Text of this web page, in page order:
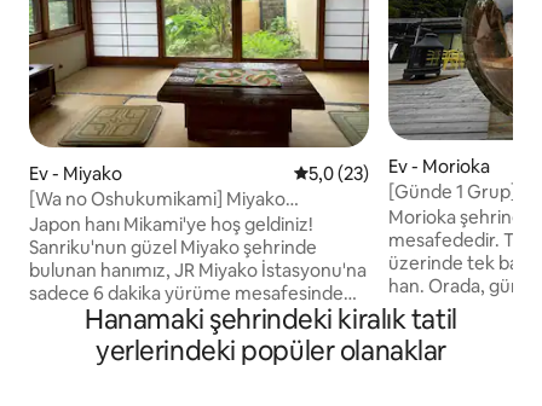
Ev - Miyako 5 üzerinden ortalama 5,0
5,0 (23)
[Wa no Oshukumikami] Miyako
İstasyonu'nun yakınında ~ Japonya'da bir
evde huzurlu bir zaman ~
Japon hanı Mikami'ye hoş geldiniz!
Sanriku'nun güzel Miyako şehrinde
bulunan hanımız, JR Miyako İstasyonu'na
sadece 6 dakika yürüme mesafesinde
sessiz bir yerleşim alanında
bulunmaktadır.Şehrin
koşuşturmacasından uzakta kendinizi
Ev - Morioka
[Günde 1 Grup]
Gizli Konaklama /
İstasyonu'ndan
Retreat Twinkle
Morioka şehrine
mesafededir.
üzerinde tek
han. Orada,
sadece size özel,
zaman geçirirsiniz. Pansiyonun
yaklaşık 350 m²
Hanamaki şehrindeki kiralık tatil
yerlerindeki popüler olanaklar